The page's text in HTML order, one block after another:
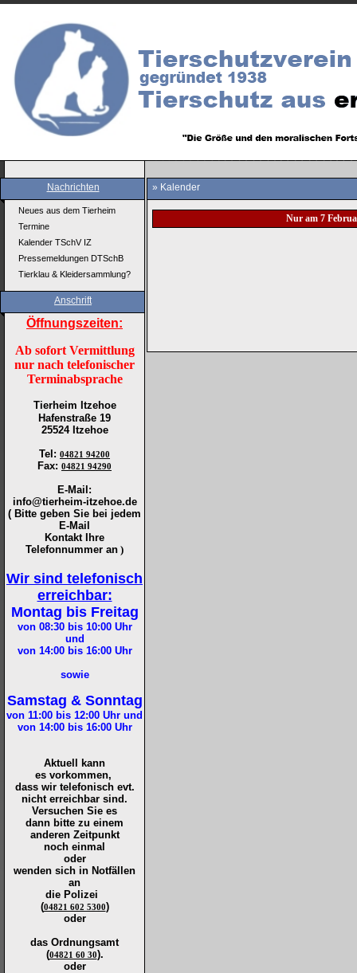
Nachrichten
Neues aus dem Tierheim
Termine
Kalender TSchV IZ
Pressemeldungen DTSchB
Tierklau & Kleidersammlung?
Anschrift
Öffnungszeiten:
Ab sofort Vermittlung
nur nach telefonischer
Terminabsprache
Tierheim Itzehoe
Hafenstraße 19
25524 Itzehoe
Tel : 04821 94200
Fax: 04821 94290
E-Mail:
info@tierheim-itzehoe.de
( Bitte geben Sie bei jedem
E-Mail
Kontakt Ihre
Telefonnummer an )
Wir sind telefonisch
erreichbar:
Montag bis Freitag
von 08:30 bis 10:00Uhr
und
von 14:00 bis 16:00Uhr
sowie
Samstag & Sonntag
von 11:00 bis 12:00 Uhr und
von 14:00 bis 16:00Uhr
Aktuell kann
es vorkommen,
dass wir telefonisch evt.
nicht erreichbar sind.
Versuchen Sie es
dann bitte zu einem
anderen Zeitpunkt
noch einmal
oder
wenden sich in Notfällen
an
die Polizei
(04821 602 5300)
oder
das Ordnungsamt
(04821 60 30).
oder
» Kalender
Nur am 7